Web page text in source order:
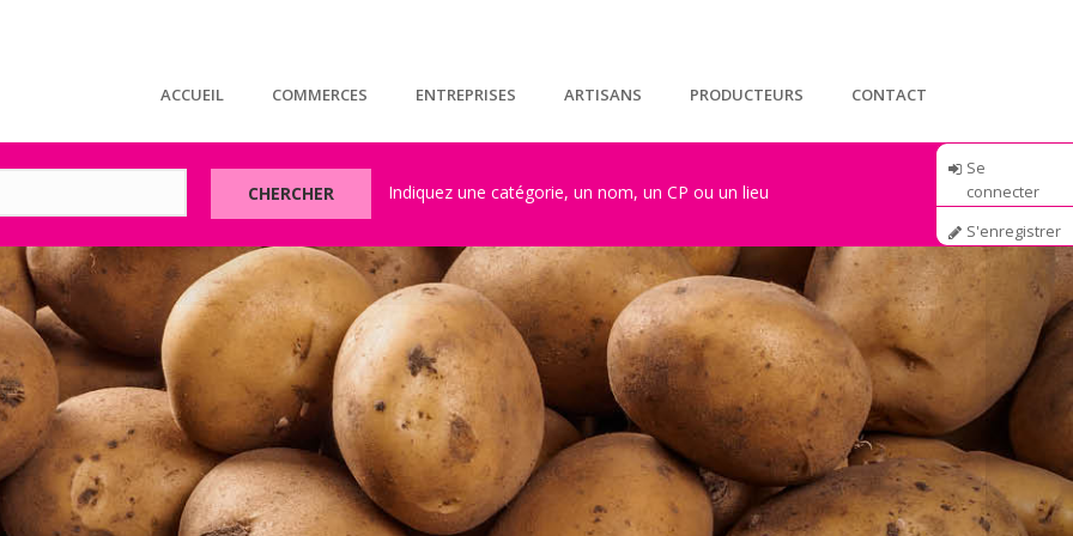
Se
connecter
S'enregistrer
ACCUEIL COMMERCES ENTREPRISES ARTISANS PRODUCTEURS CONTACT
CHERCHER